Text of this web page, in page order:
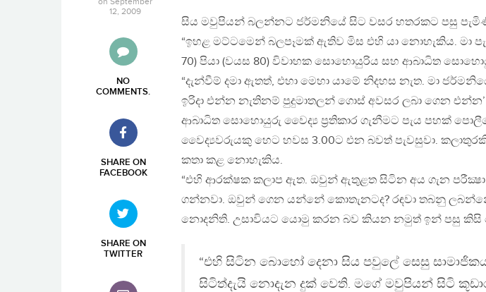
12, 2009
NO
COMMENTS.
SHARE ON
FACEBOOK
SHARE ON
TWITTER
සිය මවුපියන් බලන්නට ජර්මනියේ සිට වසර හතරකට පසු
“ඉහළ මට්ටමෙන් බලපෑමක් ඇතිව මිස එහි යා නොහැකිය. මා
70) පියා (වයස 80) විවාහක සොහොයුරිය සහ ආබාධිත
“දැන්වීම් දමා ඇතත්, එහා මෙහා යාමේ නිදහස නැත. මා
ඉරිදා එන්න නැතිනම් පුදුමාතලන් ගොස් අවසර ලබා ගෙන එන්න’
ආබාධිත සොහොයුරු වෛද්‍ය ප්‍රතිකාර ගැනීමට පැය පහක්
වෛද්‍යවරුයකු හෙට හවස 3.00ට එන බවත් පැවසුවා.
කතා කළ නොහැකිය.
“එහි ආරක්ෂක කලාප ඇත. ඔවුන් ඇතුළත සිටින අය ගැන
ගන්නවා. ඔවුන් ගෙන යන්නේ කොතැනටද? රඳවා තබනු
නොදනිති. උසාවියට යොමු කරන බව කියන නමුත් ඉන් පසු කිසි
“එහි සිටින බොහෝ දෙනා සිය පවුලේ සෙසු
සිටිත්දැයි නොදැන දුක් වෙති. මගේ මවුපියන් සිටි